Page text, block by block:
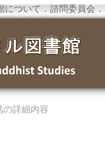
について ． 諮問委員会 ．
の詳細内容